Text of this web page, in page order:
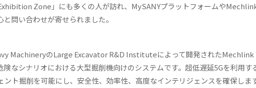
Zone」にも多くの人が訪れ、MySANYプラットフォームや
問い合わせが寄せられました。
MachineryのLarge Excavator R&D Instituteによって開発された
なシナリオにおける大型掘削機向けのシステムです。超低遅延5Gを利用す
ト掘削を可能にし、安全性、効率性、高度なインテリジェンスを確保します